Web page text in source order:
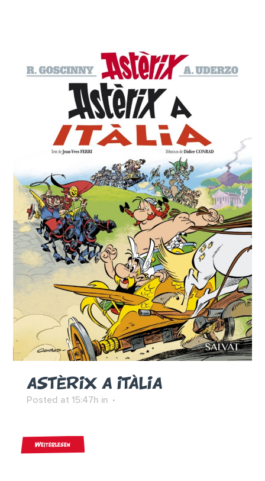
ASTÈRIX A ITÀLIA
Posted at 15:47h in
Weiterlesen